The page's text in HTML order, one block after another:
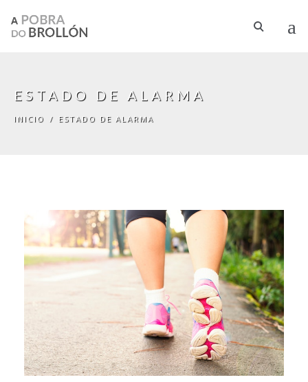
ESTADO DE ALARMA
INICIO / ESTADO DE ALARMA